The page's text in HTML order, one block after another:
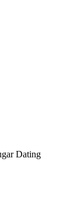
Dating